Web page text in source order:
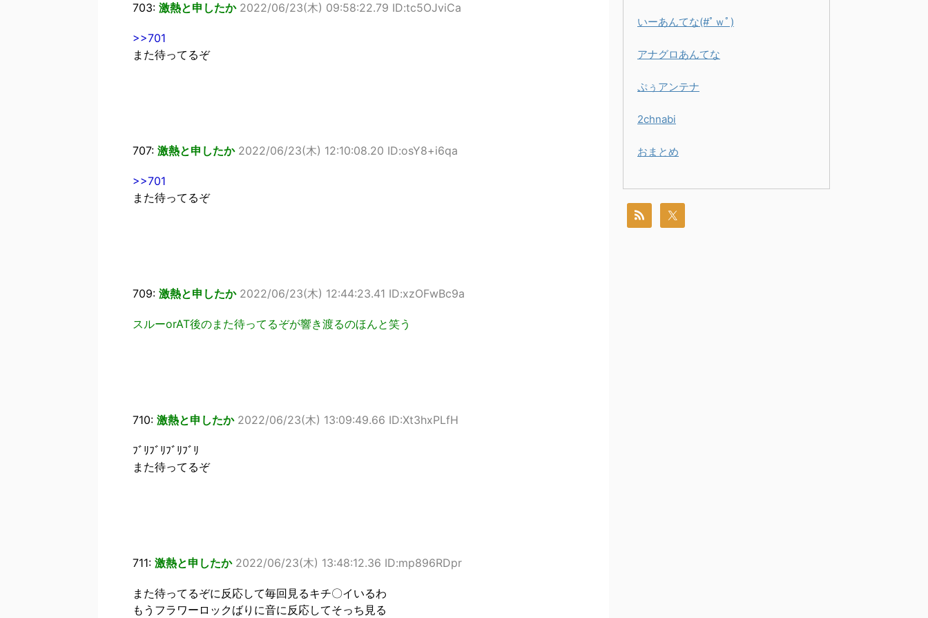
703: 激熱と申したか 2022/06/23(木) 09:58:22.79 ID:tc5OJviCa
>>701
また待ってるぞ
707: 激熱と申したか 2022/06/23(木) 12:10:08.20 ID:osY8+i6qa
>>701
また待ってるぞ
709: 激熱と申したか 2022/06/23(木) 12:44:23.41 ID:xzOFwBc9a
スルーorAT後のまた待ってるぞが響き渡るのほんと笑う
710: 激熱と申したか 2022/06/23(木) 13:09:49.66 ID:Xt3hxPLfH
ﾌﾞﾘﾌﾞﾘﾌﾞﾘﾌﾞﾘ
また待ってるぞ
711: 激熱と申したか 2022/06/23(木) 13:48:12.36 ID:mp896RDpr
また待ってるぞに反応して毎回見るキチ〇イいるわ
もうフラワーロックばりに音に反応してそっち見る
いーあんてな(#ﾟｗﾟ)
アナグロあんてな
ぷぅアンテナ
2chnabi
おまとめ